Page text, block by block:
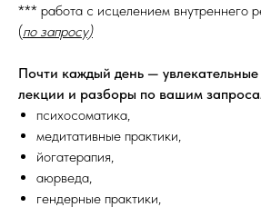
*** работа с исцелением внутреннего
(по запросу)
Почти каждый день —
лекции и разборы по вашим
психосоматика,
медитативные практики,
йогатерапия,
аюрведа,
гендерные практики,